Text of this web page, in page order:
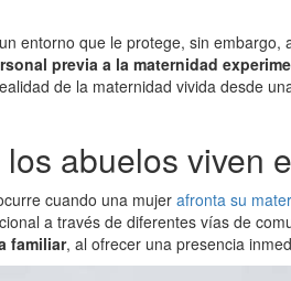
entorno que le protege, sin
previa a la maternidad
de la maternidad vivida desde
abuelos viven
cuando una mujer afronta su
a través de diferentes vías de
familiar, al ofrecer una presencia